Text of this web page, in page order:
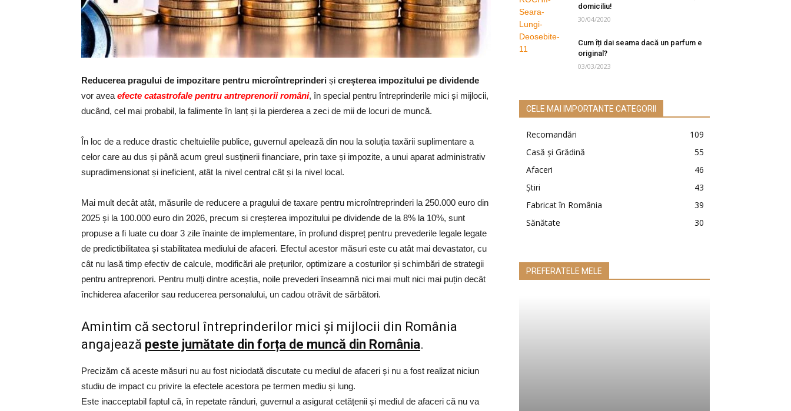
Reducerea pragului de impozitare pentru microîntreprinderi și creșterea impozitului pe dividende
vor avea efecte catastrofale pentru antreprenorii români, în special pentru întreprinderile mici și mijlocii,
ducând, cel mai probabil, la falimente în lanț și la pierderea a zeci de mii de locuri de muncă.
În loc de a reduce drastic cheltuielile publice, guvernul apelează din nou la soluția taxării suplimentare a
celor care au dus și până acum greul susținerii financiare, prin taxe și impozite, a unui aparat administrativ
supradimensionat și ineficient, atât la nivel central cât și la nivel local.
Mai mult decât atât, măsurile de reducere a pragului de taxare pentru microîntreprinderi la 250.000 euro din
2025 și la 100.000 euro din 2026, precum si creșterea impozitului pe dividende de la 8% la 10%, sunt
propuse a fi luate cu doar 3 zile înainte de implementare, în profund dispreț pentru prevederile legale legate
de predictibilitatea și stabilitatea mediului de afaceri. Efectul acestor măsuri este cu atât mai devastator, cu
cât nu lasă timp efectiv de calcule, modificări ale prețurilor, optimizare a costurilor și schimbări de strategii
pentru antreprenori. Pentru mulți dintre aceștia, noile prevederi înseamnă nici mai mult nici mai puțin decât
închiderea afacerilor sau reducerea personalului, un cadou otrăvit de sărbători.
Amintim că sectorul întreprinderilor mici și mijlocii din România
angajează peste jumătate din forța de muncă din România.
Precizăm că aceste măsuri nu au fost niciodată discutate cu mediul de afaceri și nu a fost realizat niciun
studiu de impact cu privire la efectele acestora pe termen mediu și lung.
Este inacceptabil faptul că, în repetate rânduri, guvernul a asigurat cetățenii și mediul de afaceri că nu va
domiciliu!
30/04/2020
Cum îți dai seama dacă un parfum e
original?
03/03/2023
CELE MAI IMPORTANTE CATEGORII
Recomandări
109
Casă şi Grădină
55
Afaceri
46
Ştiri
43
Fabricat în România
39
Sănătate
30
PREFERATELE MELE